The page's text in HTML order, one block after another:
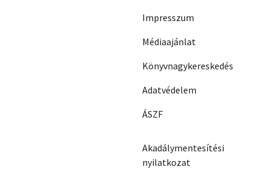
Impresszum
Médiaajánlat
Könyvnagykereskedés
Adatvédelem
ÁSZF
Akadálymentesítési
nyilatkozat